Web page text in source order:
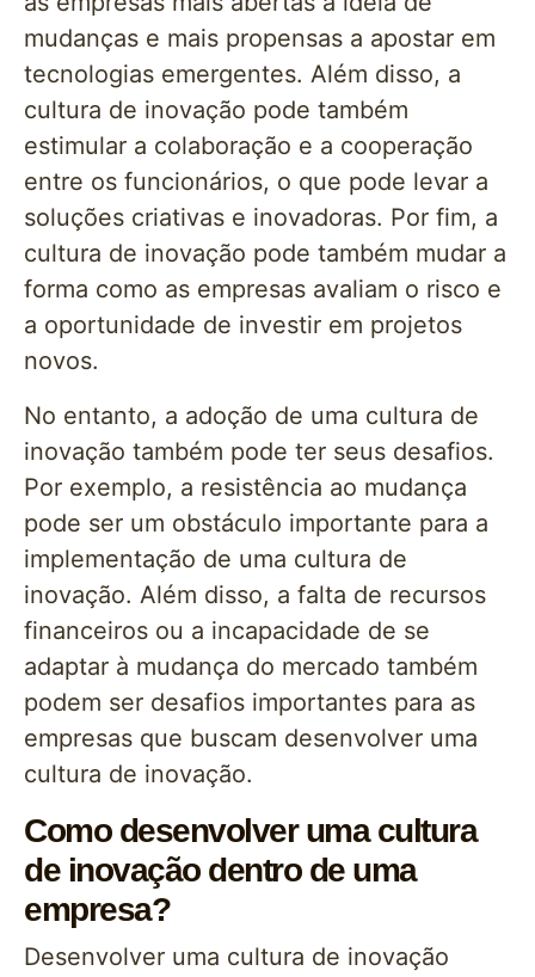
mudanças e mais propensas a apostar em
tecnologias emergentes. Além disso, a
cultura de inovação pode também
estimular a colaboração e a cooperação
entre os funcionários, o que pode levar a
soluções criativas e inovadoras. Por fim, a
cultura de inovação pode também mudar a
forma como as empresas avaliam o risco e
a oportunidade de investir em projetos
novos.
No entanto, a adoção de uma cultura de
inovação também pode ter seus desafios.
Por exemplo, a resistência ao mudança
pode ser um obstáculo importante para a
implementação de uma cultura de
inovação. Além disso, a falta de recursos
financeiros ou a incapacidade de se
adaptar à mudança do mercado também
podem ser desafios importantes para as
empresas que buscam desenvolver uma
cultura de inovação.
Como desenvolver uma cultura
de inovação dentro de uma
empresa?
Desenvolver uma cultura de inovação